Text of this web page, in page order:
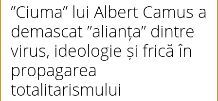
”Ciuma” lui Albert Camus a
demascat ”alianța” dintre
virus, ideologie și frică în
propagarea
totalitarismului